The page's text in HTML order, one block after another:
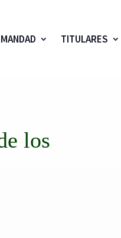
TITULARES
los